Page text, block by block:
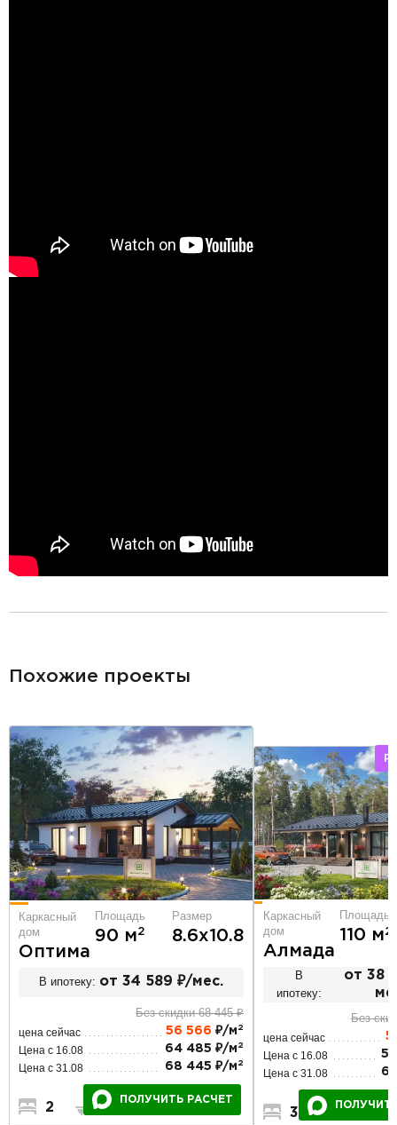
Похожие проекты
Каркасный
дом
Оптима
Площадь
90 м2
Размер
8.6х10.8
В ипотеку: от 34 589 ₽/мес.
Без скидки 68 445 ₽
цена сейчас 56 566 ₽/м 2
Цена с 16.08 64 485 ₽/м 2
Цена с 31.08 68 445 ₽/м 2
2 2
ПОЛУЧИТЬ РАСЧЕТ
Каркасный
дом
Алмада
Площадь
110 м2
В
ипотеку:
от 38
Без
цена сейчас
Цена с 16.08
Цена с 31.08
3